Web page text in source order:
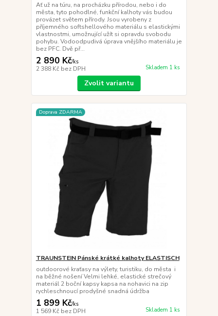
Ať už na túru, na procházku přírodou, nebo i do
města, tyto pohodlné, funkční kalhoty vás budou
provázet světem přírody. Jsou vyrobeny z
příjemného softshellového materiálu s elastickými
vlastnostmi, umožnující užít si opravdu svobodu
pohybu. Vodoodpudivá úprava vnějšího materiálu je
bez PFC. Dvě př...
2 890 Kč/ks
2 388 Kč bez DPH Skladem 1 ks
Zvolit variantu
Doprava ZDARMA
TRAUNSTEIN Pánské krátké kalhoty ELASTISCH
outdoorové kraťasy na výlety, turistiku, do města i
na běžné nošení Velmi lehké, elastické strečový
materiál 2 boční kapsy kapsa na nohavici na zip
rychleschnoucí prodyšné snadná údržba
1 899 Kč/ks
1 569 Kč bez DPH Skladem 1 ks